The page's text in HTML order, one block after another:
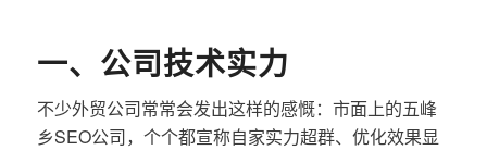
一、公司技术实力
不少外贸公司常常会发出这样的感慨：市面上的五峰
乡SEO公司，个个都宣称自家实力超群、优化效果显